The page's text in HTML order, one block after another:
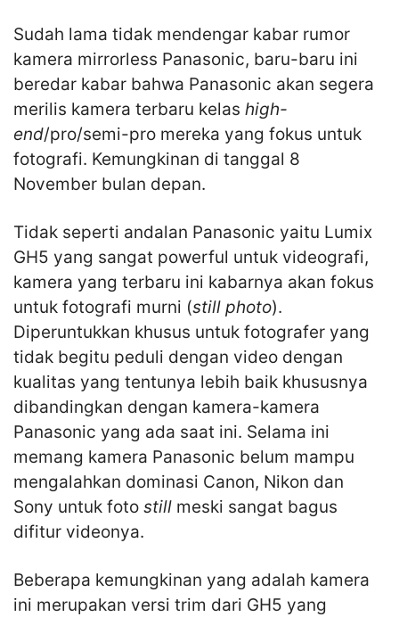
Sudah lama tidak mendengar kabar rumor
kamera mirrorless Panasonic, baru-baru ini
beredar kabar bahwa Panasonic akan segera
merilis kamera terbaru kelas high-
end/pro/semi-pro mereka yang fokus untuk
fotografi. Kemungkinan di tanggal 8
November bulan depan.
Tidak seperti andalan Panasonic yaitu Lumix
GH5 yang sangat powerful untuk videografi,
kamera yang terbaru ini kabarnya akan fokus
untuk fotografi murni (still photo).
Diperuntukkan khusus untuk fotografer yang
tidak begitu peduli dengan video dengan
kualitas yang tentunya lebih baik khususnya
dibandingkan dengan kamera-kamera
Panasonic yang ada saat ini. Selama ini
memang kamera Panasonic belum mampu
mengalahkan dominasi Canon, Nikon dan
Sony untuk foto still meski sangat bagus
difitur videonya.
Beberapa kemungkinan yang adalah kamera
ini merupakan versi trim dari GH5 yang